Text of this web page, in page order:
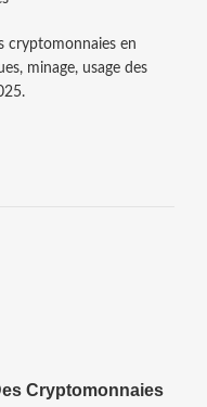
cryptomonnaies en
minage, usage des
Cryptomonnaies